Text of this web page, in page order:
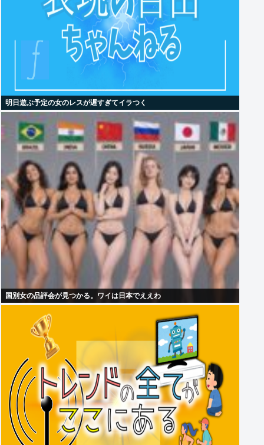
明日遊ぶ予定の女のレスが遅すぎてイラつく
国別女の品評会が見つかる。ワイは日本でええわ